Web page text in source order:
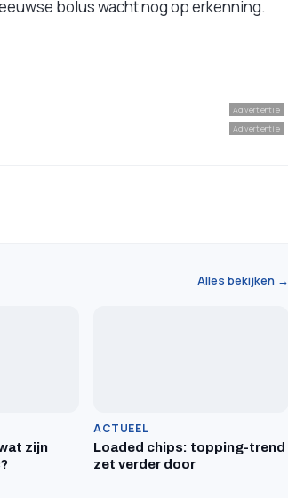
bolus wacht nog op erkenning.
Advertentie
Advertentie
Alles bekijken →
zijn
ACTUEEL
Loaded chips: topping-trend
zet verder door